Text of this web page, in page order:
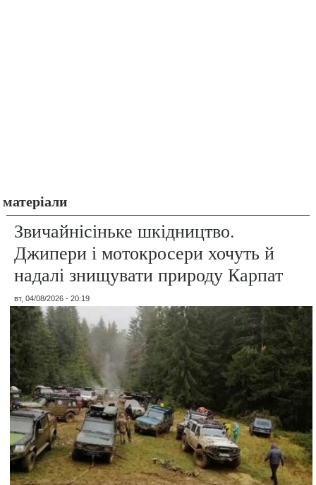
матеріали
Звичайнісіньке шкідництво.
Джипери і мотокросери хочуть й
надалі знищувати природу Карпат
вт, 04/08/2026 - 20:19